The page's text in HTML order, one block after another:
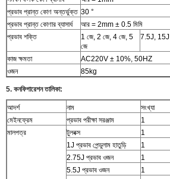
প্রভাব প্রান্ত কোণ অন্তর্ভুক্ত 30 °
প্রভাব প্রান্ত কোণার ব্যাসার্ধ
আর = 2mm ± 0.5 মিমি
প্রভাব শক্তি
1 জে, 2 জে, 4 জে, 5
জে
7.5J, 15J
কাজ ক্ষমতা
AC220V ± 10%, 50HZ
ওজন
85kg
5. কনফিগারেশন তালিকা:
আদর্শ নাম সংখ্যা
মেইনফ্রেম
প্রভাব পরীক্ষা সরঞ্জাম 1
মালপত্র
টুলবক্স 1
1J প্রভাব পেন্ডুলাম হাতুড়ি
1
2.75J প্রভাব ওজন
1
5.5J প্রভাব ওজন
1